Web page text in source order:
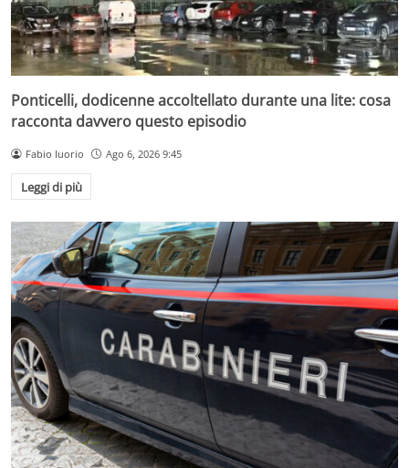
Ponticelli, dodicenne accoltellato durante una lite: cosa
racconta davvero questo episodio
Fabio Iuorio Ago 6, 2026 9:45
Leggi di più